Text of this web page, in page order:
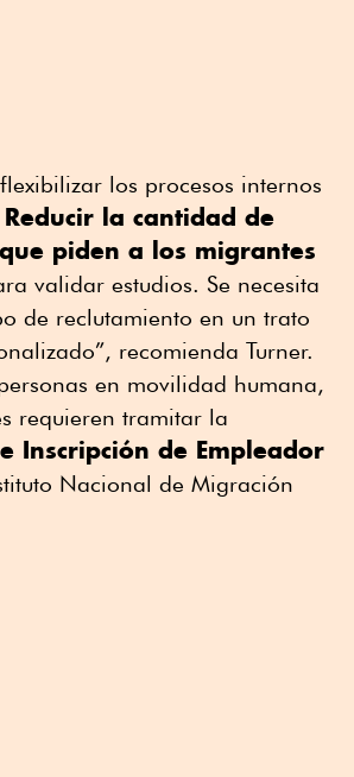
los procesos internos
Reducir la cantidad de
piden a los migrantes
validar estudios. Se necesita
de reclutamiento en un trato
recomienda Turner.
en movilidad humana,
requieren tramitar la
Inscripción de Empleador
Nacional de Migración